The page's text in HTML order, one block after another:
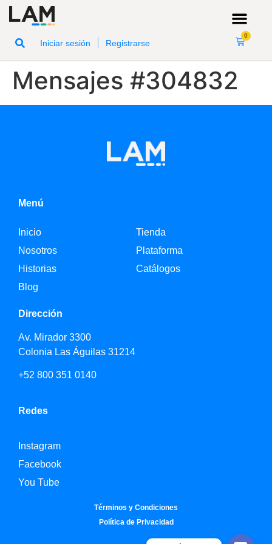
Iniciar sesión Registrarse
0
Mensajes #304832
Menú
Inicio
Nosotros
Historias
Blog
Tienda
Plataforma
Catálogos
Dirección
Av. Mirador 3300
Colonia Las Águilas 31214
+52 800 351 0140
Redes
Instagram
Facebook
You Tube
Términos y Condiciones
Política de Privacidad